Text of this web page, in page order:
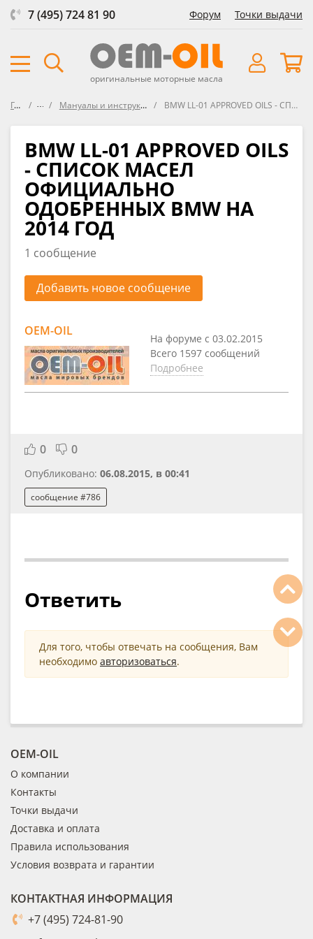
7 (495) 724 81 90 Форум Точки выдачи
оригинальные моторные масла
Главная ФорумМануалы и инструкции по эксплуатации автомобилей BMW BMW LL-01 APPROVED OILS - СПИСОК МАСЕЛ ОФИЦИАЛЬНО ОДОБРЕННЫХ BMW НА 2014 ГОД
BMW LL-01 APPROVED OILS
- СПИСОК МАСЕЛ
ОФИЦИАЛЬНО
ОДОБРЕННЫХ BMW НА
2014 ГОД
1 сообщение
Добавить новое сообщение
OEM-OIL
На форуме с 03.02.2015
Всего 1597 сообщений
Подробнее
0 0
Опубликовано: 06.08.2015, в 00:41
сообщение #786
Ответить
Для того, чтобы отвечать на сообщения, Вам
необходимо авторизоваться.
OEM-OIL
О компании
Контакты
Точки выдачи
Доставка и оплата
Правила использования
Условия возврата и гарантии
КОНТАКТНАЯ ИНФОРМАЦИЯ
+7 (495) 724-81-90